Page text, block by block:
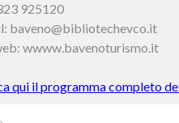
925120
baveno@bibliotechevco.it
wwww.bavenoturismo.it
qui il programma completo